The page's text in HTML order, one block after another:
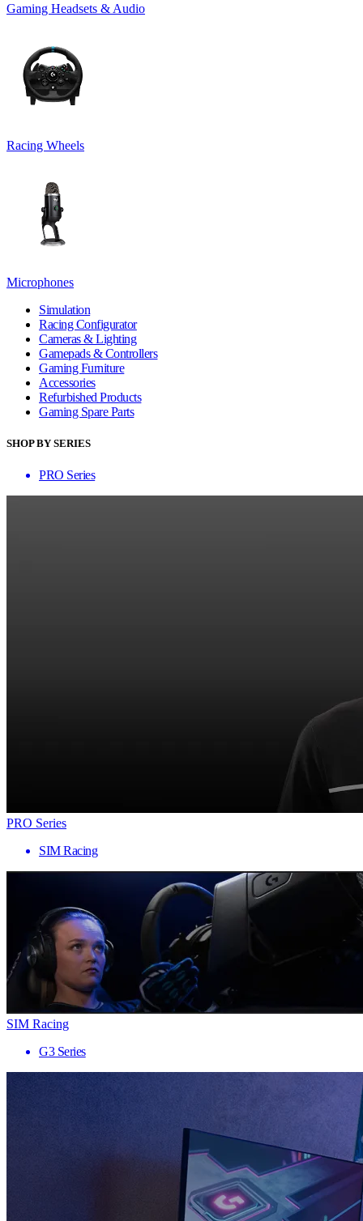
Gaming Headsets & Audio
Racing Wheels
Microphones
Simulation
Racing Configurator
Cameras & Lighting
Gamepads & Controllers
Gaming Furniture
Accessories
Refurbished Products
Gaming Spare Parts
SHOP BY SERIES
PRO Series
PRO Series
SIM Racing
SIM Racing
G3 Series